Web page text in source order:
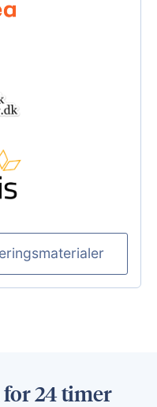
24 timer